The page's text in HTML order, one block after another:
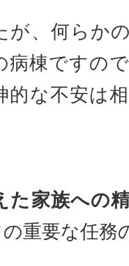
が、何らか
病棟ですの
的な不安は
た家族への
重要な任務